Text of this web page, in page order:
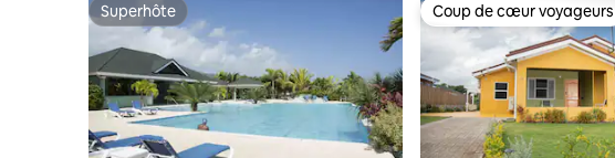
Superhôte
Superhôte Coup de cœur voyageurs
Coup de cœur voyageurs